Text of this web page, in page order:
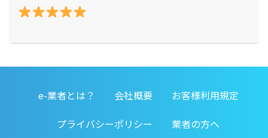
e-業者とは？ 会社概要
お客様利用規定
プライバシーポリシー
業者の方へ